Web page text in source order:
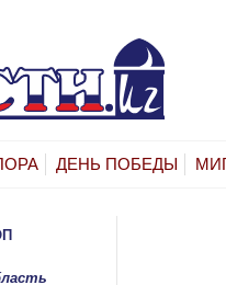
ДЕНЬ ПОБЕДЫ